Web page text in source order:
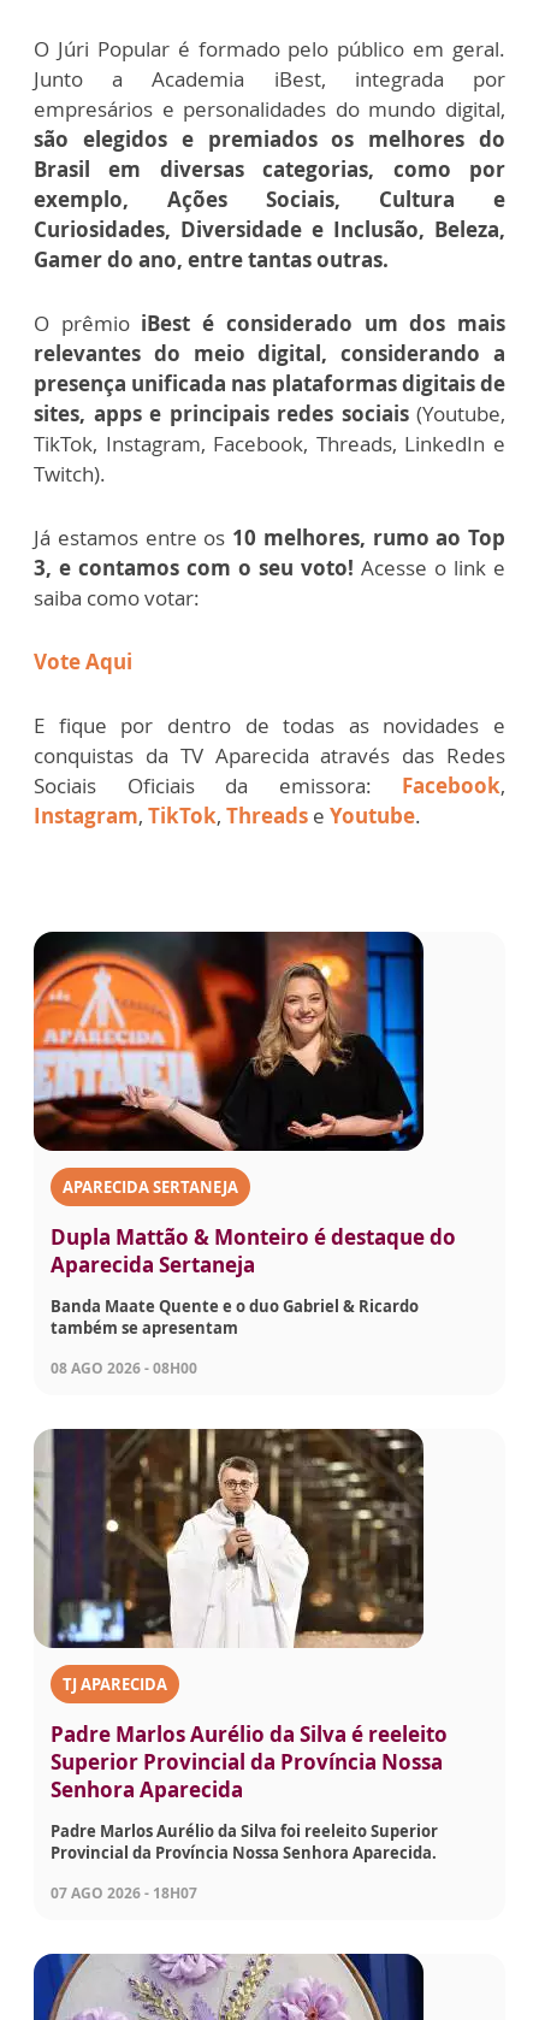
O Júri Popular é formado pelo público em geral.
Junto a Academia iBest, integrada por
empresários e personalidades do mundo digital,
são elegidos e premiados os melhores do
Brasil em diversas categorias, como por
exemplo, Ações Sociais, Cultura e
Curiosidades, Diversidade e Inclusão, Beleza,
Gamer do ano, entre tantas outras.
O prêmio iBest é considerado um dos mais
relevantes do meio digital, considerando a
presença unificada nas plataformas digitais de
sites, apps e principais redes sociais(Youtube,
TikTok, Instagram, Facebook, Threads, LinkedIn e
Twitch).
Já estamos entre os 10 melhores, rumo ao Top
3, e contamos com o seu voto! Acesse o link e
saiba como votar:
Vote Aqui
E fique por dentro de todas as novidades e
conquistas da TV Aparecida através das Redes
Sociais Oficiais da emissora: Facebook,
Instagram, TikTok, Threads e Youtube.
APARECIDA SERTANEJA
Dupla Mattão & Monteiro é destaque do
Aparecida Sertaneja
Banda Maate Quente e o duo Gabriel & Ricardo
também se apresentam
08 AGO 2026 - 08H00
TJ APARECIDA
Padre Marlos Aurélio da Silva é reeleito
Superior Provincial da Província Nossa
Senhora Aparecida
Padre Marlos Aurélio da Silva foi reeleito Superior
Provincial da Província Nossa Senhora Aparecida.
07 AGO 2026 - 18H07